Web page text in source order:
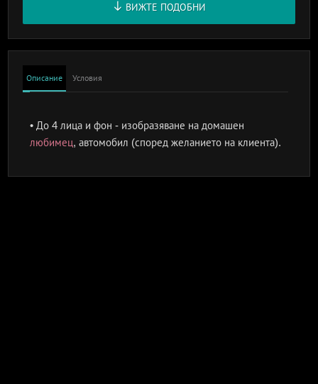
ВИЖТЕ ПОДОБНИ
Описание Условия
• До 4 лица и фон - изобразяване на домашен
любимец, автомобил (според желанието на клиента).